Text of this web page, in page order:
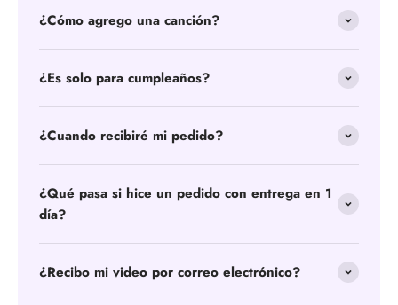
¿Cómo agrego una canción?
¿Es solo para cumpleaños?
¿Cuando recibiré mi pedido?
¿Qué pasa si hice un pedido con entrega en 1
día?
¿Recibo mi video por correo electrónico?